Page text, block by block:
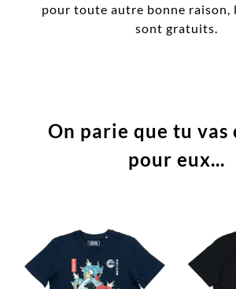
pour toute autre bonne raison,
sont gratuits.
On parie que tu vas
pour eux...